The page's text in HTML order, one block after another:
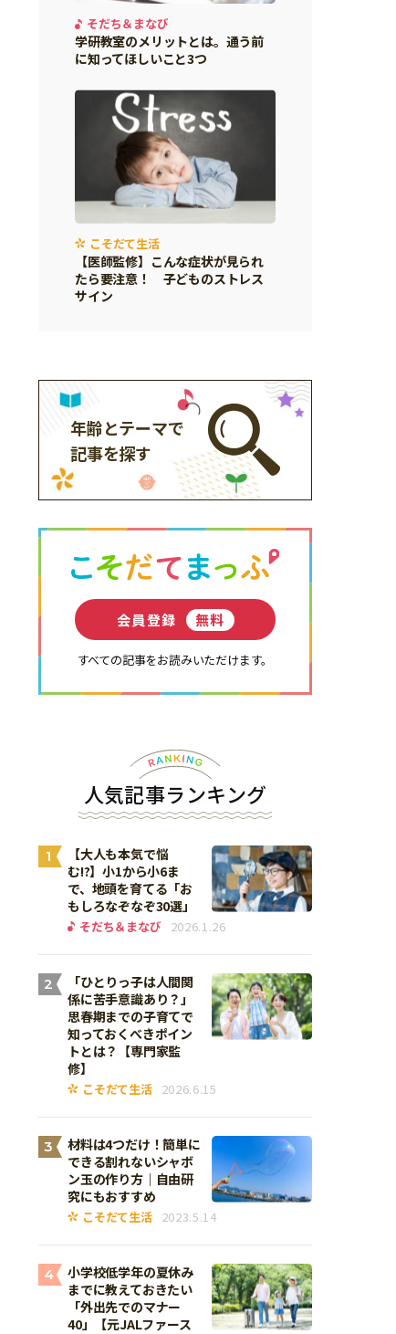
そだち＆まなび
学研教室のメリットとは。通う前
に知ってほしいこと3つ
こそだて生活
【医師監修】こんな症状が見られ
たら要注意！ 子どものストレス
サイン
年齢とテーマで
記事を探す
会員登録 無料
すべての記事をお読みいただけます。
人気記事ランキング
1
【大人も本気で悩
む!?】小1から小6ま
で、地頭を育てる「お
もしろなぞなぞ30選」
そだち＆まなび 2026.1.26
2
「ひとりっ子は人間関
係に苦手意識あり？」
思春期までの子育てで
知っておくべきポイン
トとは？【専門家監
修】
こそだて生活 2026.6.15
3
材料は4つだけ！簡単に
できる割れないシャボ
ン玉の作り方｜自由研
究にもおすすめ
こそだて生活 2023.5.14
4
小学校低学年の夏休み
までに教えておきたい
「外出先でのマナー
40」【元JALファース